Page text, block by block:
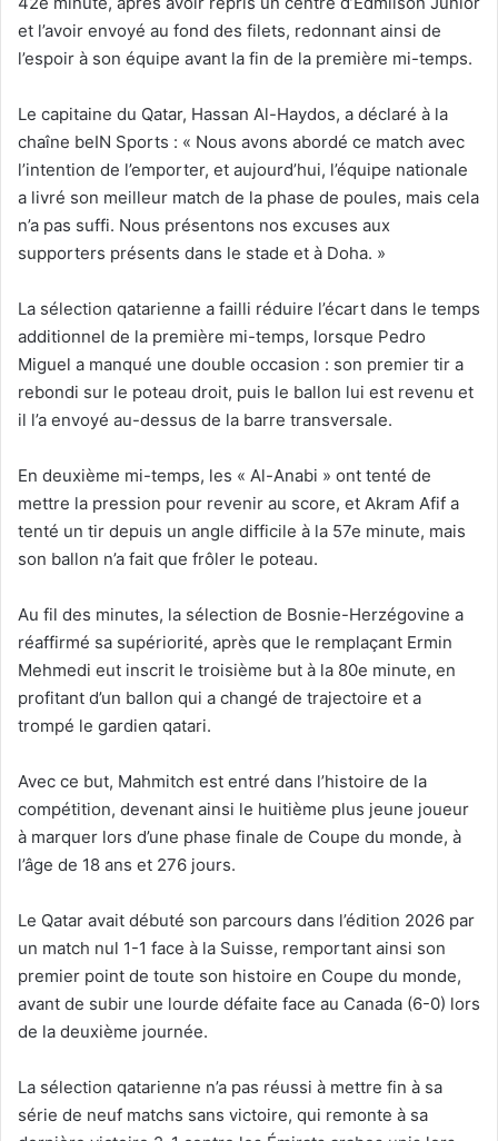
et l’avoir envoyé au fond des filets, redonnant ainsi de
l’espoir à son équipe avant la fin de la première mi-temps.
Le capitaine du Qatar, Hassan Al-Haydos, a déclaré à la
chaîne beIN Sports : « Nous avons abordé ce match avec
l’intention de l’emporter, et aujourd’hui, l’équipe nationale
a livré son meilleur match de la phase de poules, mais cela
n’a pas suffi. Nous présentons nos excuses aux
supporters présents dans le stade et à Doha. »
La sélection qatarienne a failli réduire l’écart dans le temps
additionnel de la première mi-temps, lorsque Pedro
Miguel a manqué une double occasion : son premier tir a
rebondi sur le poteau droit, puis le ballon lui est revenu et
il l’a envoyé au-dessus de la barre transversale.
En deuxième mi-temps, les « Al-Anabi » ont tenté de
mettre la pression pour revenir au score, et Akram Afif a
tenté un tir depuis un angle difficile à la 57e minute, mais
son ballon n’a fait que frôler le poteau.
Au fil des minutes, la sélection de Bosnie-Herzégovine a
réaffirmé sa supériorité, après que le remplaçant Ermin
Mehmedi eut inscrit le troisième but à la 80e minute, en
profitant d’un ballon qui a changé de trajectoire et a
trompé le gardien qatari.
Avec ce but, Mahmitch est entré dans l’histoire de la
compétition, devenant ainsi le huitième plus jeune joueur
à marquer lors d’une phase finale de Coupe du monde, à
l’âge de 18 ans et 276 jours.
Le Qatar avait débuté son parcours dans l’édition 2026 par
un match nul 1-1 face à la Suisse, remportant ainsi son
premier point de toute son histoire en Coupe du monde,
avant de subir une lourde défaite face au Canada (6-0) lors
de la deuxième journée.
La sélection qatarienne n’a pas réussi à mettre fin à sa
série de neuf matchs sans victoire, qui remonte à sa